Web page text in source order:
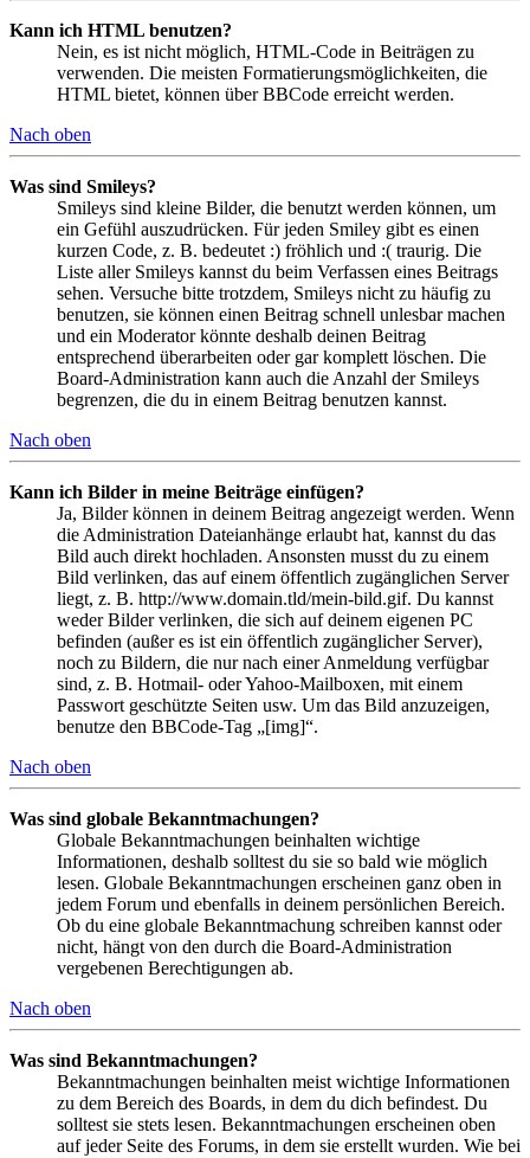
Kann ich HTML benutzen?
Nein, es ist nicht möglich, HTML-Code in Beiträgen zu
verwenden. Die meisten Formatierungsmöglichkeiten, die
HTML bietet, können über BBCode erreicht werden.
Nach oben
Was sind Smileys?
Smileys sind kleine Bilder, die benutzt werden können, um
ein Gefühl auszudrücken. Für jeden Smiley gibt es einen
kurzen Code, z. B. bedeutet :) fröhlich und :( traurig. Die
Liste aller Smileys kannst du beim Verfassen eines Beitrags
sehen. Versuche bitte trotzdem, Smileys nicht zu häufig zu
benutzen, sie können einen Beitrag schnell unlesbar machen
und ein Moderator könnte deshalb deinen Beitrag
entsprechend überarbeiten oder gar komplett löschen. Die
Board-Administration kann auch die Anzahl der Smileys
begrenzen, die du in einem Beitrag benutzen kannst.
Nach oben
Kann ich Bilder in meine Beiträge einfügen?
Ja, Bilder können in deinem Beitrag angezeigt werden. Wenn
die Administration Dateianhänge erlaubt hat, kannst du das
Bild auch direkt hochladen. Ansonsten musst du zu einem
Bild verlinken, das auf einem öffentlich zugänglichen Server
liegt, z. B. http://www.domain.tld/mein-bild.gif. Du kannst
weder Bilder verlinken, die sich auf deinem eigenen PC
befinden (außer es ist ein öffentlich zugänglicher Server),
noch zu Bildern, die nur nach einer Anmeldung verfügbar
sind, z. B. Hotmail- oder Yahoo-Mailboxen, mit einem
Passwort geschützte Seiten usw. Um das Bild anzuzeigen,
benutze den BBCode-Tag „[img]“.
Nach oben
Was sind globale Bekanntmachungen?
Globale Bekanntmachungen beinhalten wichtige
Informationen, deshalb solltest du sie so bald wie möglich
lesen. Globale Bekanntmachungen erscheinen ganz oben in
jedem Forum und ebenfalls in deinem persönlichen Bereich.
Ob du eine globale Bekanntmachung schreiben kannst oder
nicht, hängt von den durch die Board-Administration
vergebenen Berechtigungen ab.
Nach oben
Was sind Bekanntmachungen?
Bekanntmachungen beinhalten meist wichtige Informationen
zu dem Bereich des Boards, in dem du dich befindest. Du
solltest sie stets lesen. Bekanntmachungen erscheinen oben
auf jeder Seite des Forums, in dem sie erstellt wurden. Wie bei